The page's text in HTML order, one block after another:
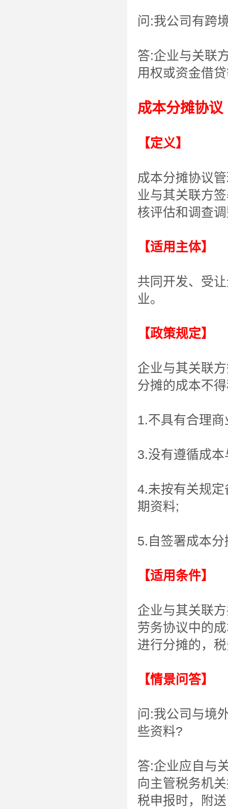
问:我公司有跨
答:企业与关联
用权或资金借
成本分摊协议
【定义】
成本分摊协议
业与其关联方
核评估和调查
【适用主体】
共同开发、受
业。
【政策规定】
企业与其关联
分摊的成本不
1.不具有合理
3.没有遵循成
4.未按有关规
期资料;
5.自签署成本
【适用条件】
企业与其关联
劳务协议中的
进行分摊的，
【情景问答】
问:我公司与境
些资料?
答:企业应自与
向主管税务机
税申报时，附